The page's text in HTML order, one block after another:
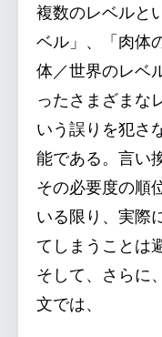
複数のレベルと
ベル」、「肉体
体／世界のレベ
ったさまざまな
いう誤りを犯さ
能である。言い
その必要度の順
いる限り、実際
てしまうことは
そして、さらに
文では、